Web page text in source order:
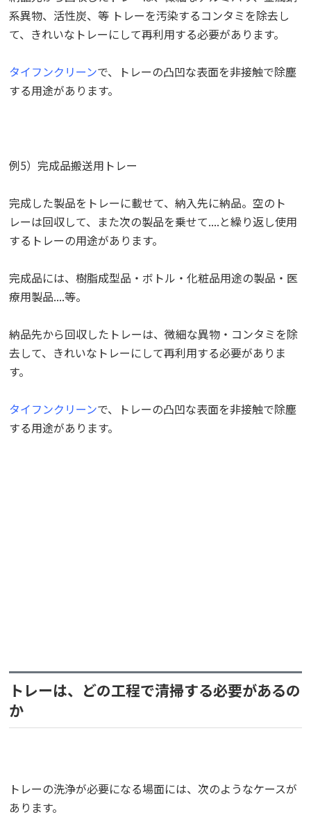
系異物、活性炭、等 トレーを汚染するコンタミを除去し
て、きれいなトレーにして再利用する必要があります。
タイフンクリーンで、トレーの凸凹な表面を非接触で除塵
する用途があります。
例5）完成品搬送用トレー
完成した製品をトレーに載せて、納入先に納品。空のト
レーは回収して、また次の製品を乗せて....と繰り返し使用
するトレーの用途があります。
完成品には、樹脂成型品・ボトル・化粧品用途の製品・医
療用製品....等。
納品先から回収したトレーは、微細な異物・コンタミを除
去して、きれいなトレーにして再利用する必要がありま
す。
タイフンクリーンで、トレーの凸凹な表面を非接触で除塵
する用途があります。
トレーは、どの工程で清掃する必要があるの
か
トレーの洗浄が必要になる場面には、次のようなケースが
あります。